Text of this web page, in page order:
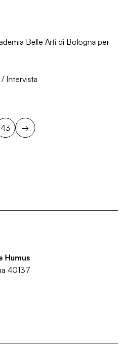
Belle Arti di Bologna per
/ Intervista
43 →
Humus
40137